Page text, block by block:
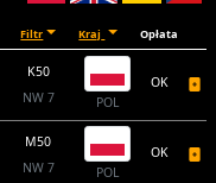
Filtr Kraj Opłata
K50
NW 7
POL
OK
M50
NW 7
POL
OK